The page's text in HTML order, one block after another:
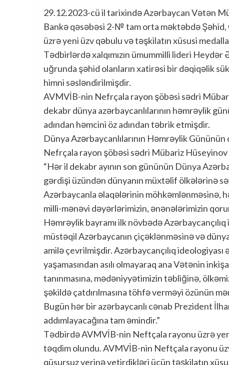
29.12.2023-cü il tarixində Azərbaycan Vətən
Bankə qəsəbəsi 2-№ tam orta məktəbdə Şəhid,
üzrə yeni üzv qəbulu və təşkilatın xüsusi
Tədbirlərdə xalqımızın ümummilli lideri
uğrunda şəhid olanların xatirəsi bir dəqiqəlik
himni səsləndirilmişdir.
AVMVİB-nin Nefrçala rayon şöbəsi sədri
dekabr dünya azərbaycanlılarının həmrəylik
adından həmcini öz adından təbrik etmişdir.
Dünya Azərbaycanlılarının Həmrəylik
Nefrçala rayon şöbəsi sədri Mübariz Hüseyinov
“Hər il dekabr ayının son gününün Dünya
gərdişi üzündən dünyanın müxtəlif ölkələrinə
Azərbaycanla əlaqələrinin möhkəmlənməsinə,
milli-mənəvi dəyərlərimizin, ənənələrimizin
Həmrəylik bayramı ilk növbədə
müstəqil Azərbaycanın çiçəklənməsinə və
amilə çevrilmişdir. Azərbaycançılıq
yaşamasından asılı olmayaraq ana Vətənin
tanınmasına, mədəniyyətimizin təbliğinə,
şəkildə çatdırılmasına töhfə verməyi özünün
Bugün hər bir azərbaycanlı cənab Prezident
addımlayacağına tam əmindir.”
Tədbirdə AVMVİB-nin Neftçala rayonu üzrə
təqdim olundu. AVMVİB-nin Neftçala rayonu
qüsursuz yerinə yetirdikləri üçün təşkilatın